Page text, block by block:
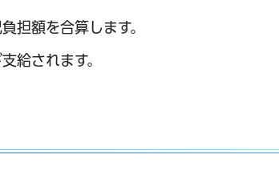
担額を合算します。
給されます。